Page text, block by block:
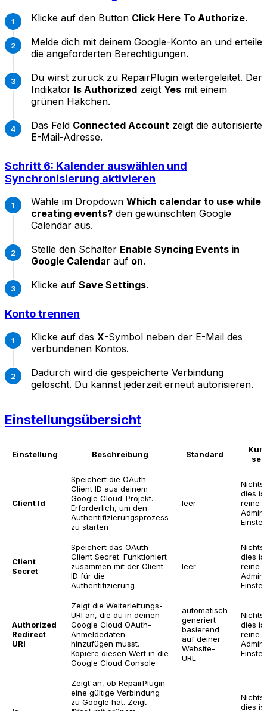
Klicke auf den Button Click Here To Authorize.
Melde dich mit deinem Google-Konto an und erteile
die angeforderten Berechtigungen.
Du wirst zurück zu RepairPlugin weitergeleitet. Der
Indikator Is Authorized zeigt Yes mit einem
grünen Häkchen.
Das Feld Connected Account zeigt die autorisierte
E-Mail-Adresse.
Schritt 6: Kalender auswählen und
Synchronisierung aktivieren
Wähle im Dropdown Which calendar to use while
creating events? den gewünschten Google
Calendar aus.
Stelle den Schalter Enable Syncing Events in
Google Calendar auf on.
Klicke auf Save Settings.
Konto trennen
Klicke auf das X-Symbol neben der E-Mail des
verbundenen Kontos.
Dadurch wird die gespeicherte Verbindung
gelöscht. Du kannst jederzeit erneut autorisieren.
Einstellungsübersicht
Einstellung Beschreibung Standard
Client Id
Speichert die OAuth
Client ID aus deinem
Google Cloud-Projekt.
Erforderlich, um den
Authentifizierungsprozess
zu starten
leer
Nichts
dies
reine
Admin-
Client
Secret
Speichert das OAuth
Client Secret. Funktioniert
zusammen mit der Client
ID für die
Authentifizierung
leer
Nichts
dies
reine
Admin-
Authorized
Redirect
URI
Zeigt die Weiterleitungs-
URI an, die du in deinen
Google Cloud OAuth-
Anmeldedaten
hinzufügen musst.
Kopiere diesen Wert in die
Google Cloud Console
automatisch
generiert
basierend
auf deiner
Website-
URL
Nichts
dies
reine
Admin-
Zeigt an, ob RepairPlugin
eine gültige Verbindung
zu Google hat. Zeigt
Nichts
dies